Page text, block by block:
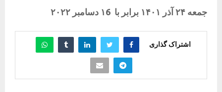
جمعه ۲۴ آذر ۱۴۰۱ برابر با ۱ 6 دسامبر ۲۰۲۲
اشتراک گذاری